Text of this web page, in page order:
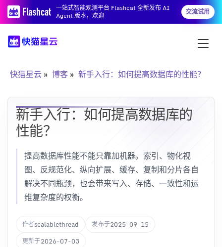
一站式智能观测平台 Flashcat 全新发布 AI
Agent 版本，欢迎
交流试用
快猫星云 博客 新手入行：如何提高数据库的性能？
新手入行：如何提高数据库的
性能？
提高数据库性能不能只靠加机器。索引、物化视
图、反规范化、纵向扩展、缓存、复制和分片各自
解决不同瓶颈，也会带来写入、存储、一致性和运
维复杂度的权衡。
作者scalablethread 发布于2025-09-15
更新于2026-07-03